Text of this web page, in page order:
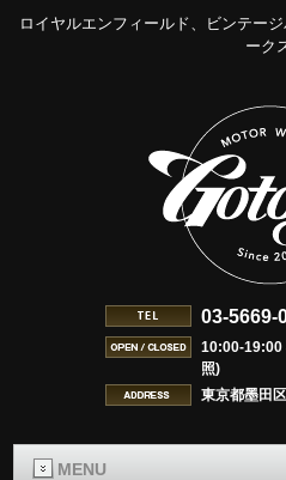
ロイヤルエンフィールド、ビンテー
ーク
03-5669-
10:00-19:00
照)
東京都墨田
MENU